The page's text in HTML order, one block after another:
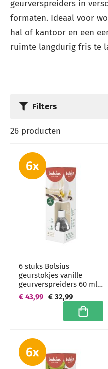
geurverspreiders in
formaten. Ideaal voor
hal of kantoor en een
ruimte langdurig fris te
Filters
26 producten
6 stuks Bolsius
geurstokjes vanille
geurverspreiders 60 ml -
grootverpakking
€ 32,99
€ 43,99
In